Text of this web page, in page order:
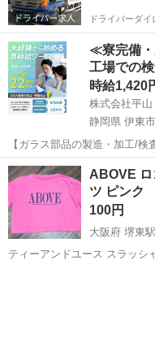
ドライバーダイ
≪寮完備・
工場での
時給1,420
株式会社平
静岡県 伊東市
【ガラス部品の製造・加工/検
豆でのんびりライフ♪ ガラス部品の製造・加工/検査 【株式会社平山で
の正社員採用（無期雇用派遣）となります】
たい」 「仕事も休みも一...
静岡 伊東市
ABOVE ロ
ツ ピンク
100円
大阪府 堺東駅
ティーアンドユース スラッシ